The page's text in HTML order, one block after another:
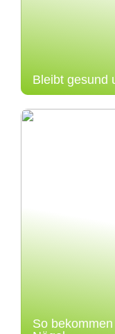
Bleibt gesund
So